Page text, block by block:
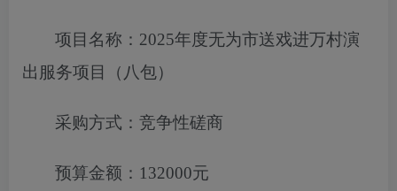
项目名称： 2025年度无为市送戏进万村演
出服务项目（八包）
采购方式：竞争性磋商
预算金额： 132000元